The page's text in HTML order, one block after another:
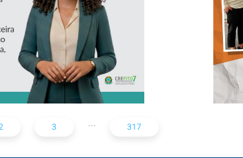
3 ... 317